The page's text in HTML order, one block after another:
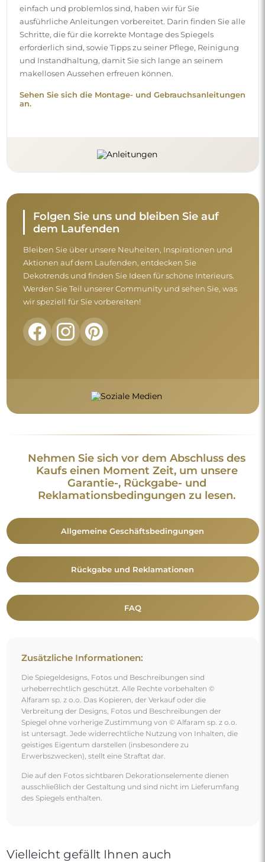
einfach und problemlos sind, haben wir für Sie
ausführliche Anleitungen vorbereitet. Darin finden Sie alle
Schritte, die für die korrekte Montage des Spiegels
erforderlich sind, sowie Tipps zu seiner Pflege, Reinigung
und Instandhaltung, damit Sie sich lange an seinem
makellosen Aussehen erfreuen können.
Sehen Sie sich die Montage- und Gebrauchsanleitungen
an.
Folgen Sie uns und bleiben Sie auf
dem Laufenden
Bleiben Sie über unsere Neuheiten, Inspirationen und
Aktionen auf dem Laufenden, entdecken Sie
Dekotrends und finden Sie Ideen für schöne Interieurs.
Werden Sie Teil unserer Community und sehen Sie, was
wir speziell für Sie vorbereiten!
Nehmen Sie sich vor dem Abschluss des
Kaufs einen Moment Zeit, um unsere
Garantie-, Rückgabe- und
Reklamationsbedingungen zu lesen.
Allgemeine Geschäftsbedingungen
Rückgabe und Reklamationen
FAQ
Zusätzliche Informationen:
Die Spiegeldesigns, Fotos und Beschreibungen sind
urheberrechtlich geschützt. Alle Rechte vorbehalten ©
Alfaram sp. z o.o. Das Kopieren, der Verkauf oder die
Verbreitung der Designs, Fotos und Beschreibungen der
Spiegel ohne vorherige Zustimmung von © Alfaram sp. z o.o.
ist untersagt. Jede widerrechtliche Nutzung von Inhalten, die
geistiges Eigentum darstellen (insbesondere zu
Erwerbszwecken), stellt eine Straftat dar.
Die auf den Fotos sichtbaren Dekorationselemente dienen
ausschließlich der Gestaltung und sind nicht im Lieferumfang
des Spiegels enthalten.
Vielleicht gefällt Ihnen auch